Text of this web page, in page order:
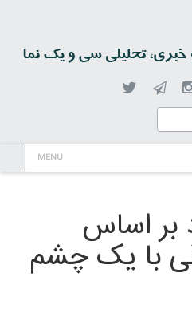
MENU
بر اساس
با یک چشم